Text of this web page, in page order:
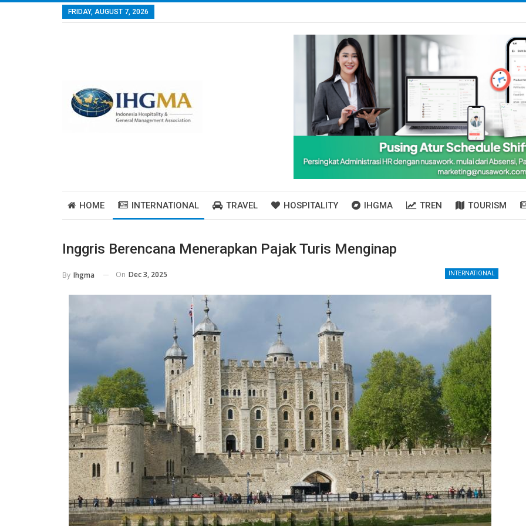
FRIDAY, AUGUST 7, 2026
HOME INTERNATIONAL TRAVEL HOSPITALITY IHGMA TREN TOURISM
Inggris Berencana Menerapkan Pajak Turis Menginap
INTERNATIONAL
By Ihgma On Dec 3, 2025
HOTELS
Permintaan Turis Asing Meningkat,
Pemesanan Hotel Diperkirakan Pulih
September
Kemenpar Usul Bebas Visa Buat
Wisatawan Australia, China, Sampai
Korea Selatan